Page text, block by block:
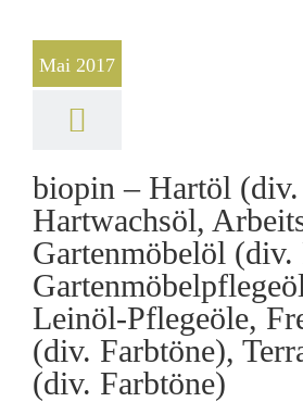
Mai 2017
biopin – Hartöl (div.
Hartwachsöl,
Gartenmöbelöl (div.
Leinöl-Pflegeöle,
(div. Farbtöne),
(div. Farbtöne)